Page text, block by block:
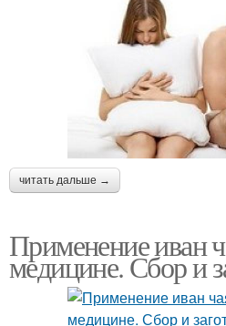
читать дальше →
Применение иван
медицине. Сбор и